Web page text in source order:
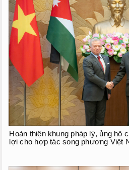
Hoàn thiện khung pháp lý, ủng hộ
lợi cho hợp tác song phương Việt